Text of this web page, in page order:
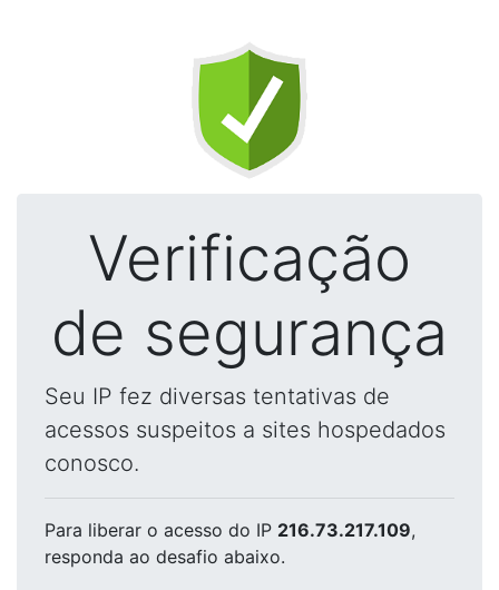
Verificação
de segurança
Seu IP fez diversas tentativas de
acessos suspeitos a sites hospedados
conosco.
Para liberar o acesso do IP 216.73.217.109,
responda ao desafio abaixo.